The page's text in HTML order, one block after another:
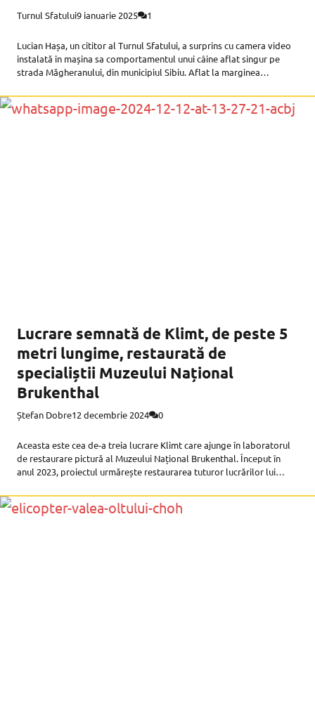
Turnul Sfatului9 ianuarie 2025 1
Lucian Hașa, un cititor al Turnul Sfatului, a surprins cu camera video
instalată în mașina sa comportamentul unui câine aflat singur pe
strada Măgheranului, din municipiul Sibiu. Aflat la marginea
Lucrare semnată de Klimt, de peste 5
metri lungime, restaurată de
specialiștii Muzeului Național
Brukenthal
Ștefan Dobre12 decembrie 2024 0
Aceasta este cea de-a treia lucrare Klimt care ajunge în laboratorul
de restaurare pictură al Muzeului Național Brukenthal. Început în
anul 2023, proiectul urmărește restaurarea tuturor lucrărilor lui